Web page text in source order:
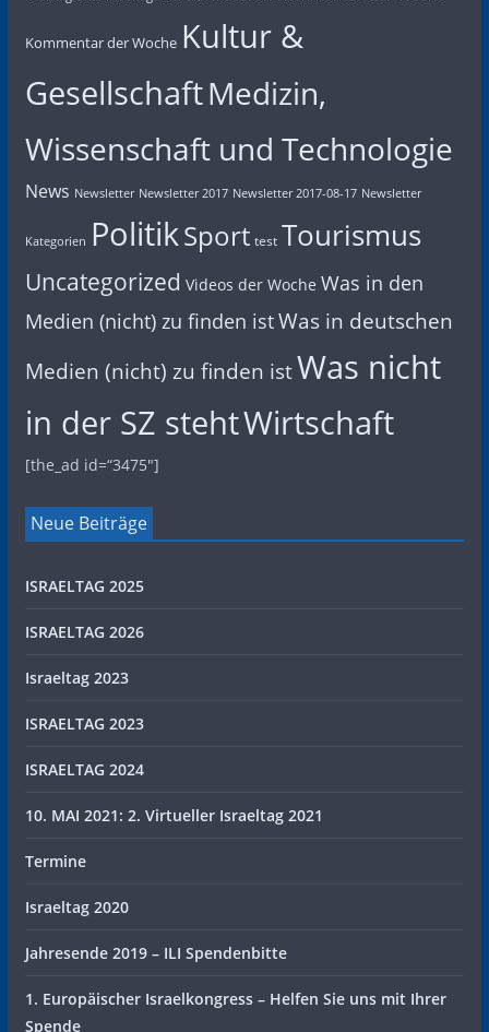
Kommentar der Woche Kultur &
GesellschaftMedizin,
Wissenschaft und Technologie
News Newsletter Newsletter 2017 Newsletter 2017-08-17 Newsletter
Kategorien PolitikSport test Tourismus
Uncategorized Videos der Woche Was in den
Medien (nicht) zu finden istWas in deutschen
Medien (nicht) zu finden istWas nicht
in der SZ stehtWirtschaft
[the_ad id=“3475″]
Neue Beiträge
ISRAELTAG 2025
ISRAELTAG 2026
Israeltag 2023
ISRAELTAG 2023
ISRAELTAG 2024
10. MAI 2021: 2. Virtueller Israeltag 2021
Termine
Israeltag 2020
Jahresende 2019 – ILI Spendenbitte
1. Europäischer Israelkongress – Helfen Sie uns mit Ihrer
Spende